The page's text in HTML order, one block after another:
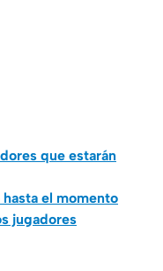
que estarán
el momento
jugadores